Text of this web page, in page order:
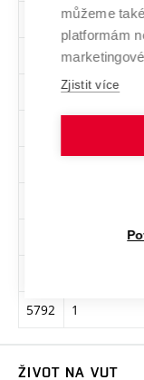
1
1
1
5792 1
ŽIVOT NA VUT
můžeme
platformám
Zjistit více